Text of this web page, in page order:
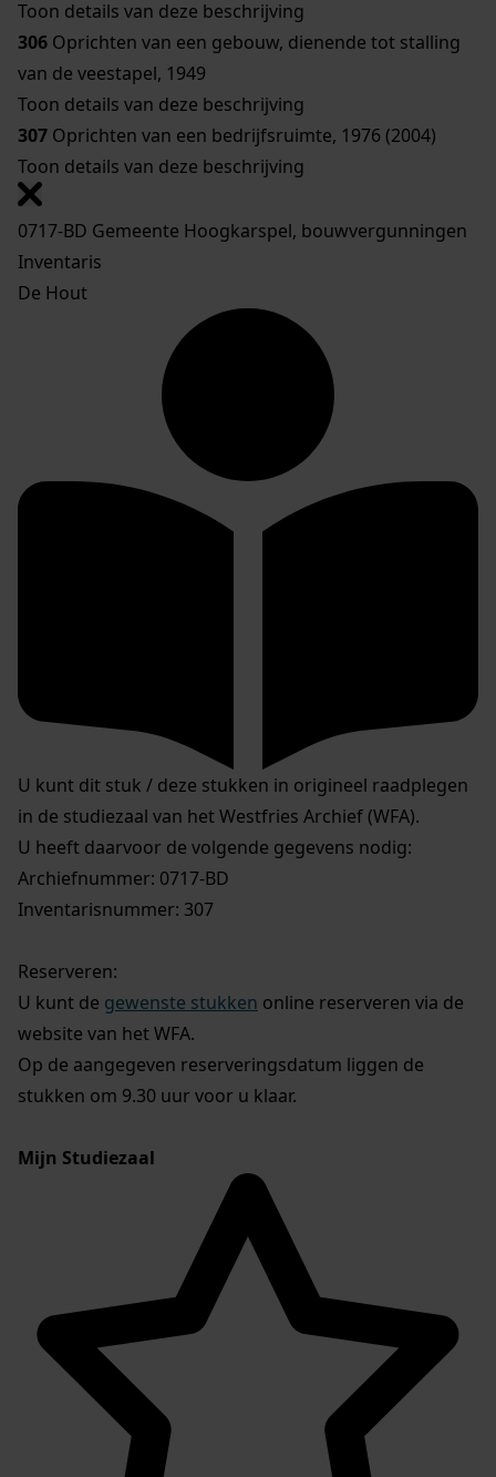
Toon details van deze beschrijving
306 Oprichten van een gebouw, dienende tot stalling
van de veestapel, 1949
Toon details van deze beschrijving
307 Oprichten van een bedrijfsruimte, 1976 (2004)
Toon details van deze beschrijving
0717-BD Gemeente Hoogkarspel, bouwvergunningen
Inventaris
De Hout
U kunt dit stuk / deze stukken in origineel raadplegen
in de studiezaal van het Westfries Archief (WFA).
U heeft daarvoor de volgende gegevens nodig:
Archiefnummer: 0717-BD
Inventarisnummer: 307
Reserveren:
U kunt de gewenste stukken online reserveren via de
website van het WFA.
Op de aangegeven reserveringsdatum liggen de
stukken om 9.30 uur voor u klaar.
Mijn Studiezaal